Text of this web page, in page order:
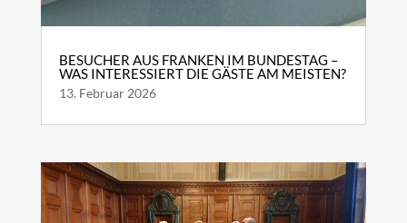
BESUCHER AUS FRANKEN IM BUNDESTAG –
WAS INTERESSIERT DIE GÄSTE AM MEISTEN?
13. Februar 2026